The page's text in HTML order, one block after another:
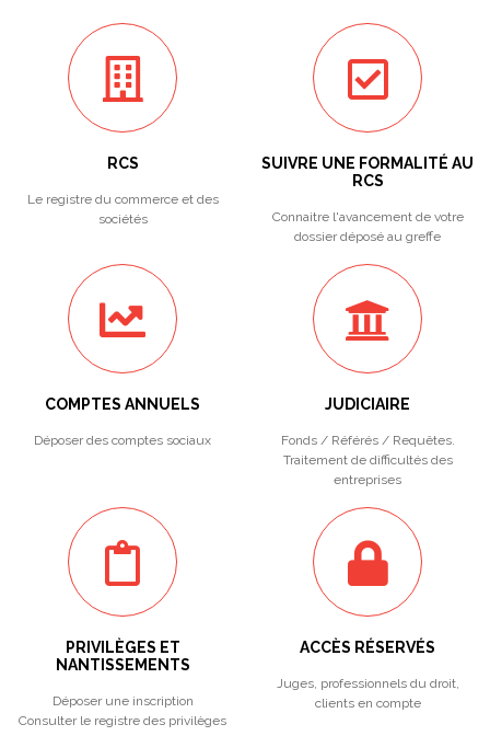
RCS
Le registre du commerce et des
sociétés
SUIVRE UNE FORMALITÉ AU
RCS
Connaitre l'avancement de votre
dossier déposé au greffe
COMPTES ANNUELS
Déposer des comptes sociaux
JUDICIAIRE
Fonds / Référés / Requêtes.
Traitement de difficultés des
entreprises
PRIVILÈGES ET
NANTISSEMENTS
Déposer une inscription
Consulter le registre des privilèges
ACCÈS RÉSERVÉS
Juges, professionnels du droit,
clients en compte